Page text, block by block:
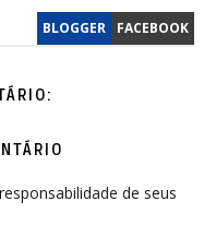
BLOGGER FACEBOOK
de seus